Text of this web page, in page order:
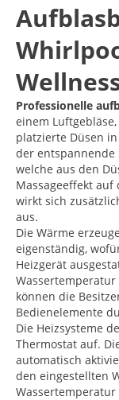
Professionelle
einem
platzierte Düsen
der entspannende
welche aus den
Massageeffekt auf
wirkt sich
aus.
Die Wärme
eigenständig,
Heizgerät
können die
Bedienelemente
Die Heizsysteme
Thermostat auf.
automatisch
den eingestellten